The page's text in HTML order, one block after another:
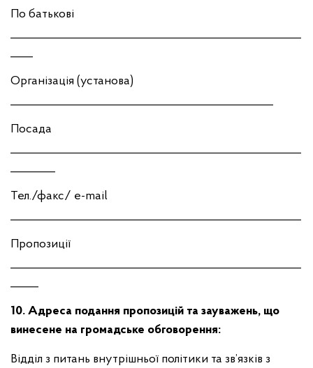
По батькові
Організація (установа)
Посада
Тел./факс/ e-mail
Пропозиції
10. Адреса подання пропозицій та зауважень, що
винесене на громадське обговорення:
Відділ з питань внутрішньої політики та зв’язків з